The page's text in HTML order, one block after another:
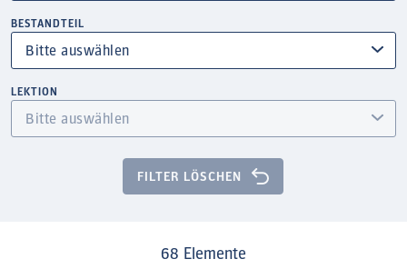
BESTANDTEIL
LEKTION
FILTER LÖSCHEN
68 Elemente